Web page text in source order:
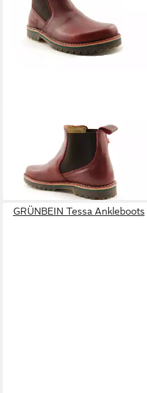
Chelsea Boots
Susanne Naturform
Chelseaboots
149,90 €
GRÜNBEIN Tessa Ankleboots